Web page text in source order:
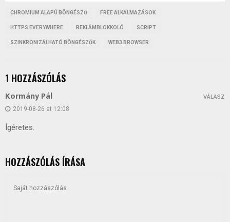
CHROMIUM ALAPÚ BÖNGÉSZŐ FREE ALKALMAZÁSOK
HTTPS EVERYWHERE REKLÁMBLOKKOLÓ SCRIPT
SZINKRONIZÁLHATÓ BÖNGÉSZŐK WEB3 BROWSER
1 HOZZÁSZÓLÁS
Kormány Pál
2019-08-26 at 12:08
Ígéretes.
VÁLASZ
HOZZÁSZÓLÁS ÍRÁSA